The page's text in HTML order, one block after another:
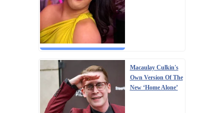
Macaulay Culkin's
Own Version Of The
New ‘Home Alone’